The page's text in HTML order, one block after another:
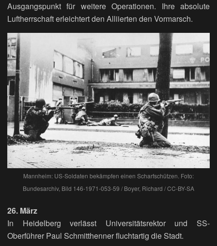
Ausgangspunkt für weitere Operationen. Ihre absolute
Luftherrschaft erleichtert den Alliierten den Vormarsch.
Mannheim: US-Soldaten bekämpfen einen Scharfschützen. Foto:
Bundesarchiv, Bild 146-1971-053-59 / Boyer, Richard / CC-BY-SA
26. März
In Heidelberg verlässt Universitätsrektor und SS-
Oberführer Paul Schmitthenner fluchtartig die Stadt.